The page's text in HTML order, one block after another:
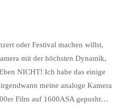
oder Festival machen willst,
mit der höchsten Dynamik,
NICHT! Ich habe das einige
meine analoge Kamera
Film auf 1600ASA gepusht…